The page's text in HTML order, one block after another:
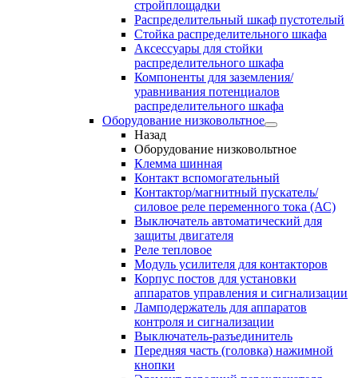
стройплощадки
Распределительный шкаф пустотелый
Стойка распределительного шкафа
Аксессуары для стойки
распределительного шкафа
Компоненты для заземления/
уравнивания потенциалов
распределительного шкафа
Оборудование низковольтное
Назад
Оборудование низковольтное
Клемма шинная
Контакт вспомогательный
Контактор/магнитный пускатель/
силовое реле переменного тока (АС)
Выключатель автоматический для
защиты двигателя
Реле тепловое
Модуль усилителя для контакторов
Корпус постов для установки
аппаратов управления и сигнализации
Ламподержатель для аппаратов
контроля и сигнализации
Выключатель-разъединитель
Передняя часть (головка) нажимной
кнопки